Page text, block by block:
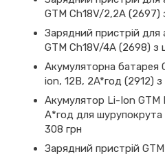
GTM Ch18V/2,2А (2697)
Зарядний пристрій для
GTM Ch18V/4А (2698) з
Акумуляторна батарея
ion, 12B, 2A*год (2912) з
Акумулятор Li-Ion GTM
А*год для шурупокрута
308 грн
Зарядний пристрій